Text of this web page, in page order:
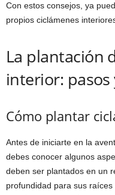
Con estos consejos, ya
propios ciclámenes
La plantación
interior: pasos
Cómo plantar
Antes de iniciarte en la
debes conocer algunos
deben ser plantados en un
profundidad para sus